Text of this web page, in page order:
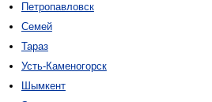
Петропавловск
Семей
Тараз
Усть-Каменогорск
Шымкент